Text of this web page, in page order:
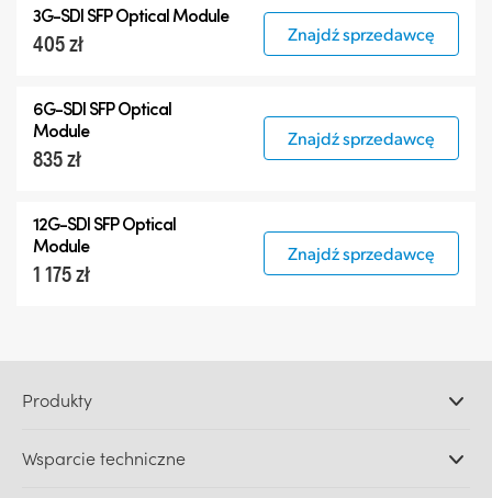
3G-SDI SFP Optical Module
405 zł Znajdź sprzedawcę
6G-SDI SFP Optical
Module
835 zł
Znajdź sprzedawcę
12G-SDI SFP Optical
Module
1 175 zł
Znajdź sprzedawcę
Produkty
DaVinci Resolve i oprogramowanie Fusion
Wsparcie techniczne